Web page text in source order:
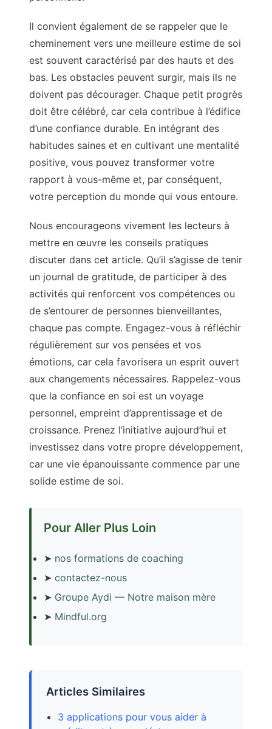
Il convient également de se rappeler que le
cheminement vers une meilleure estime de soi
est souvent caractérisé par des hauts et des
bas. Les obstacles peuvent surgir, mais ils ne
doivent pas décourager. Chaque petit progrès
doit être célébré, car cela contribue à l’édifice
d’une confiance durable. En intégrant des
habitudes saines et en cultivant une mentalité
positive, vous pouvez transformer votre
rapport à vous-même et, par conséquent,
votre perception du monde qui vous entoure.
Nous encourageons vivement les lecteurs à
mettre en œuvre les conseils pratiques
discuter dans cet article. Qu’il s’agisse de tenir
un journal de gratitude, de participer à des
activités qui renforcent vos compétences ou
de s’entourer de personnes bienveillantes,
chaque pas compte. Engagez-vous à réfléchir
régulièrement sur vos pensées et vos
émotions, car cela favorisera un esprit ouvert
aux changements nécessaires. Rappelez-vous
que la confiance en soi est un voyage
personnel, empreint d’apprentissage et de
croissance. Prenez l’initiative aujourd’hui et
investissez dans votre propre développement,
car une vie épanouissante commence par une
solide estime de soi.
Pour Aller Plus Loin
➤ nos formations de coaching
➤ contactez-nous
➤ Groupe Aydi — Notre maison mère
➤ Mindful.org
Articles Similaires
3 applications pour vous aider à